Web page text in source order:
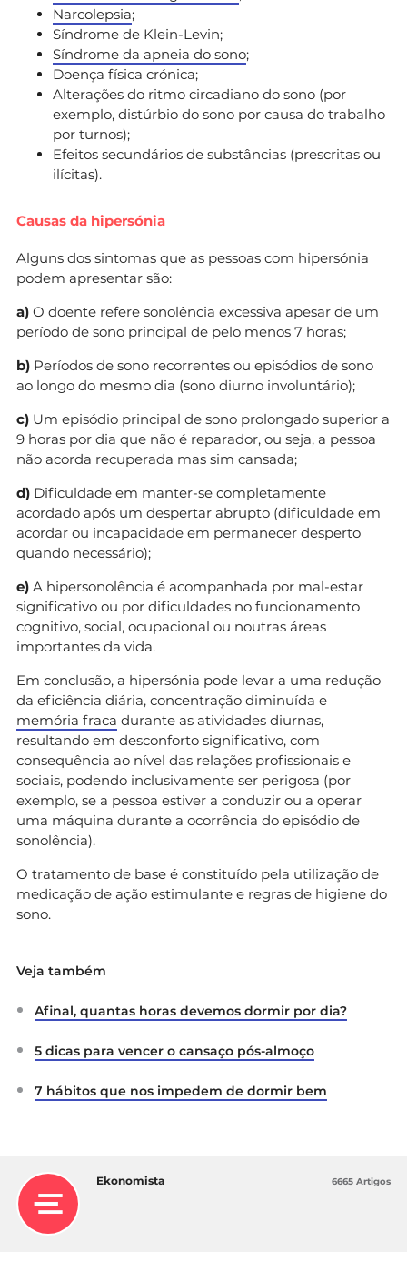
Narcolepsia;
Síndrome de Klein-Levin;
Síndrome da apneia do sono;
Doença física crónica;
Alterações do ritmo circadiano do sono (por
exemplo, distúrbio do sono por causa do trabalho
por turnos);
Efeitos secundários de substâncias (prescritas ou
ilícitas).
Causas da hipersónia
Alguns dos sintomas que as pessoas com hipersónia
podem apresentar são:
a) O doente refere sonolência excessiva apesar de um
período de sono principal de pelo menos 7 horas;
b) Períodos de sono recorrentes ou episódios de sono
ao longo do mesmo dia (sono diurno involuntário);
c) Um episódio principal de sono prolongado superior a
9 horas por dia que não é reparador, ou seja, a pessoa
não acorda recuperada mas sim cansada;
d) Dificuldade em manter-se completamente
acordado após um despertar abrupto (dificuldade em
acordar ou incapacidade em permanecer desperto
quando necessário);
e) A hipersonolência é acompanhada por mal-estar
significativo ou por dificuldades no funcionamento
cognitivo, social, ocupacional ou noutras áreas
importantes da vida.
Em conclusão, a hipersónia pode levar a uma redução
da eficiência diária, concentração diminuída e
memória fraca durante as atividades diurnas,
resultando em desconforto significativo, com
consequência ao nível das relações profissionais e
sociais, podendo inclusivamente ser perigosa (por
exemplo, se a pessoa estiver a conduzir ou a operar
uma máquina durante a ocorrência do episódio de
sonolência).
O tratamento de base é constituído pela utilização de
medicação de ação estimulante e regras de higiene do
sono.
Veja também
Afinal, quantas horas devemos dormir por dia?
5 dicas para vencer o cansaço pós-almoço
7 hábitos que nos impedem de dormir bem
Ekonomista 6665 Artigos